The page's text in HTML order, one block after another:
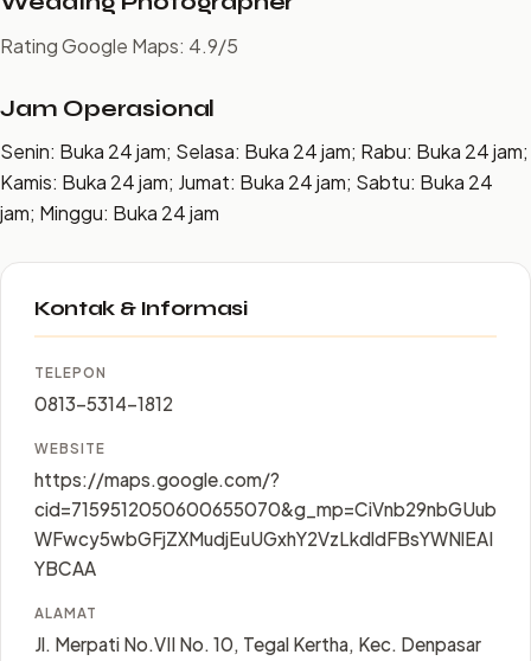
Rating Google Maps: 4.9/5
Jam Operasional
Senin: Buka 24 jam; Selasa: Buka 24 jam; Rabu: Buka 24 jam;
Kamis: Buka 24 jam; Jumat: Buka 24 jam; Sabtu: Buka 24
jam; Minggu: Buka 24 jam
Kontak & Informasi
TELEPON
0813-5314-1812
WEBSITE
https://maps.google.com/?
cid=7159512050600655070&g_mp=CiVnb29nbGUub
WFwcy5wbGFjZXMudjEuUGxhY2VzLkdldFBsYWNlEAI
YBCAA
ALAMAT
Jl. Merpati No.VII No. 10, Tegal Kertha, Kec. Denpasar